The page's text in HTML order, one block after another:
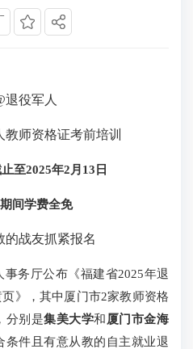
役军人
师资格证考前培训
2025年2月13日
学费全免
战友抓紧报名
务厅公布《福建省2025年退
》，其中厦门市2家教师资格
分别是集美大学和 厦门市金海
条件且有意从教的自主就业退